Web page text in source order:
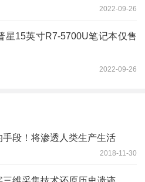
2022-09-26
星15英寸R7-5700U笔记本仅售
2022-09-26
段！将渗透人类生产生活
2018-11-30